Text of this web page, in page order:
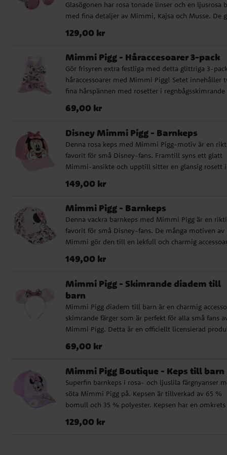
Glasögonen har rosa tonade linser och en ljusrosa
med fina detaljer av Mimmi, Kajsa och Musse. De
soliga dagar, utflykter och semester. ✔️ Solglasögon
Ljusrosa båge med fina Disney-detaljer ✔️ UV400-
skydd mot solens strålar ✔️ Bredd: ca 13 cm
Pris: 129,00 kr
129,00 kr
Mimmi Pigg - Håraccesoarer 3-pack
Gör frisyren extra festliga med detta glittriga 3-pack
håraccessoarer med Mimmi Pigg! Setet innehåller
fina hårspännen med rosetter i regnbågsskimrande
med charmigt kaninöronband.
Pris :69,00 kr
69,00 kr
Disney Mimmi Pigg - Barnkeps
Denna rosa keps med Mimmi Pigg-motiv är en
favorit för små Disney-fans. Framtill syns ett glatt
Mimmi-ansikte och upptill sitter en glansig rosett i
Skärmen är broderad med Minnies namn i vitt – en
och slitstark bomulls- och polyestermix. Den har en
omkrets på 53 cm och är justerbar baktill, vilket gör
den passar barn i åldern ca 4 till 6 år. Detta är en
officiellt licensierad Disney-produkt från
Cerdá.
Pris: 149,00 kr
149,00 kr
Mimmi Pigg - Barnkeps
Denna vackra barnkeps med Mimmi Pigg är en
favorit för små Disney-fans. De många motiven av
Mimmi gör den till en lekfull och charmig
och polyestermix. Den har en omkrets på 53 cm och
ca 4 till 6 år. Detta är en officiellt licensierad Disney-
produkt från tillverkaren Cerdá.
Pris: 149,00 kr
149,00 kr
Mimmi Pigg - Skimrande diadem till
barn
Mimmi Pigg diadem till barn är en charmig
skimrande färger som är perfekt för alla små fans
Mimmi Pigg. Detta är en officiellt licensierad
Pris :69,00 kr
69,00 kr
Mimmi Pigg Boutique - Keps till barn
Superfin barnkeps i rosa- och ljuslila färgnyanser
söta Mimmi Pigg på. Kepsen är tillverkad av 65 %
bomull och 35 % polyester. Kepsen har en omkrets
passar barn i åldern ca 4 till 6 år.
Pris: 129,00 kr
129,00 kr